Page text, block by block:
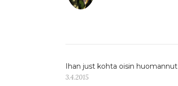
Ihan just kohta oisin huomannut
3.4.2015